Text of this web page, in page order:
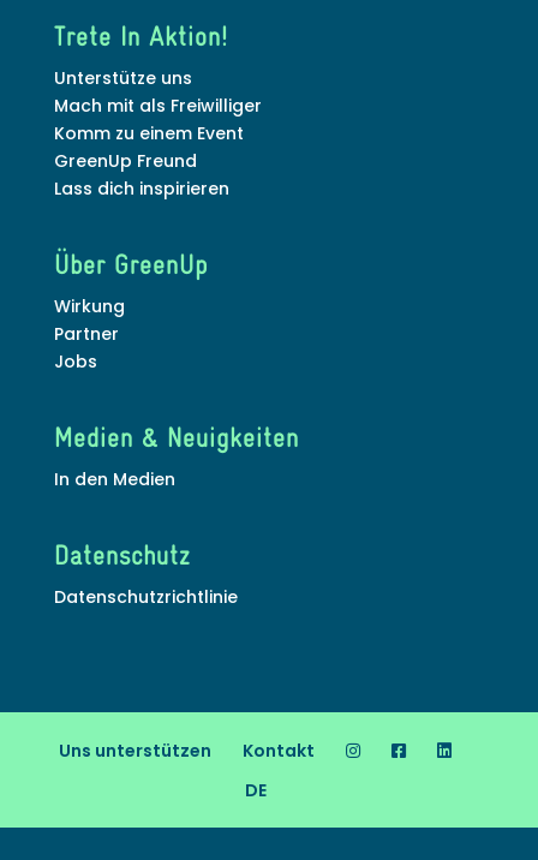
Trete In Aktion!
Unterstütze uns
Mach mit als Freiwilliger
Komm zu einem Event
GreenUp Freund
Lass dich inspirieren
Über GreenUp
Wirkung
Partner
Jobs
Medien & Neuigkeiten
In den Medien
Datenschutz
Datenschutzrichtlinie
Uns unterstützen
Kontakt
DE